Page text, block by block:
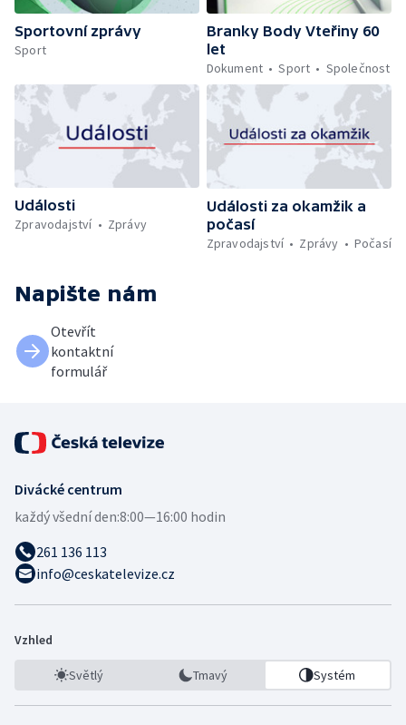
Sportovní zprávy
Sport
Branky Body Vteřiny 60
let
Dokument
Sport Společnost
Události
Zpravodajství
Zprávy
Události za okamžik a
počasí
Zpravodajství
Zprávy Počasí
Napište nám
Otevřít
kontaktní
formulář
Divácké centrum
každý všední den:8:00—16:00 hodin
261 136 113
info@ceskatelevize.cz
Vzhled
Světlý Tmavý Systém